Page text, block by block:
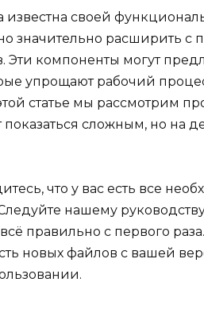
своей
значительно расширить с
Эти компоненты могут
упрощают рабочий
статье мы рассмотрим
сложным, но на
что у вас есть все
нашему
правильно с первого
новых файлов с вашей